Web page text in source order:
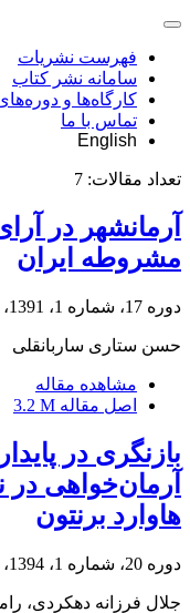
فهرست نشریات
سامانه نشر کتاب
کارگاه‌ها و
تماس با ما
English
تعداد مقالات: 7
آرمانشهر در
مشروطه ایران
دوره 17، شماره 1، 1391، صفحه
حسن ستاری ساربانقلی
مشاهده مقاله
اصل مقاله 3.2 M
بازنگری در
آرماﻥخواهی در
هاوارد برنتون
دوره 20، شماره 1، 1394، صفحه
جلال فرزانه دهکردی،